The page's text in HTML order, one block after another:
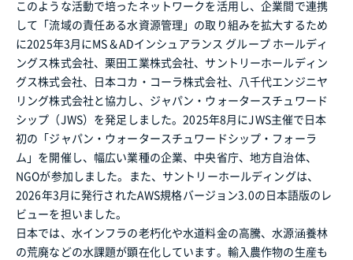
このような活動で培ったネットワークを活用し、企業間で連携
して「流域の責任ある水資源管理」の取り組みを拡大するため
に2025年3月にMS＆ADインシュアランス グループ ホールディ
ングス株式会社、栗田工業株式会社、サントリーホールディン
グス株式会社、日本コカ・コーラ株式会社、八千代エンジニヤ
リング株式会社と協力し、ジャパン・ウォータースチュワード
シップ（JWS）を発足しました。2025年8月にJWS主催で日本
初の「ジャパン・ウォータースチュワードシップ・フォーラ
ム」を開催し、幅広い業種の企業、中央省庁、地方自治体、
NGOが参加しました。また、サントリーホールディングは、
2026年3月に発行されたAWS規格バージョン3.0の日本語版のレ
ビューを担いました。
日本では、水インフラの老朽化や水道料金の高騰、水源涵養林
の荒廃などの水課題が顕在化しています。輸入農作物の生産も